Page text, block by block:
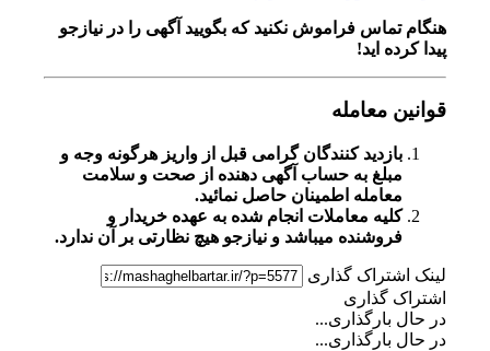
هنگام تماس فراموش نکنید که بگویید آگهی را در نیازجو
پیدا کرده اید!
قوانین معامله
بازدید کنندگان گرامی قبل از واریز هرگونه وجه و
مبلغ به حساب آگهی دهنده از صحت و سلامت
معامله اطمینان حاصل نمائید.
کلیه معاملات انجام شده به عهده خریدار و
فروشنده میباشد و نیازجو هیچ نظارتی بر آن ندارد.
لینک اشتراک گذاری
اشتراک گذاری
در حال بارگذاری...
در حال بارگذاری...